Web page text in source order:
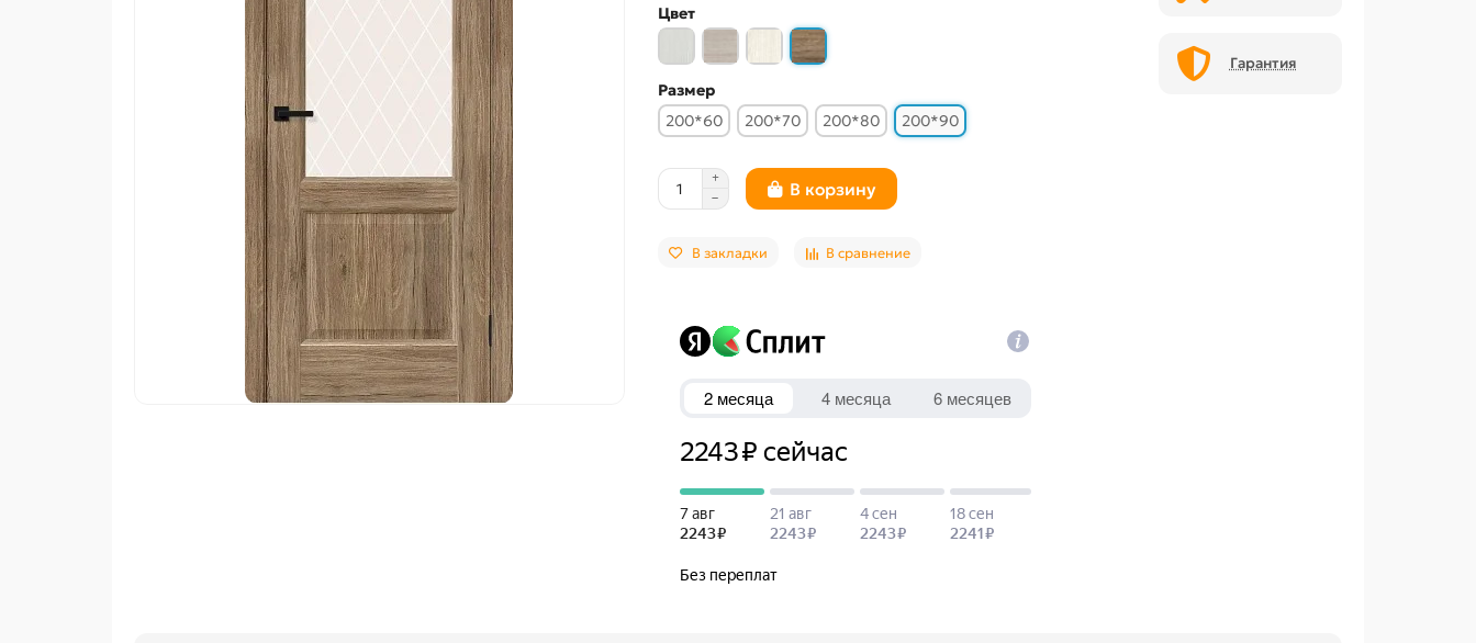
Цвет
Размер
200*60
200*70 200*80 200*90
В корзину
В закладки В сравнение
Гарантия